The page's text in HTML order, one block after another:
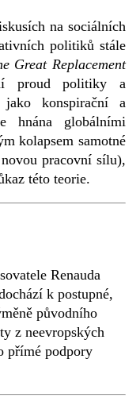
na sociálních
politiků stále
Great Replacement
proud politiky a
konspirační a
hnána globálními
kolapsem samotné
pracovní sílu),
této teorie.
Renauda
k postupné,
původního
z neevropských
přímé podpory